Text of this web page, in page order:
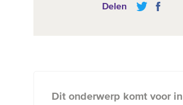
Delen
Dit onderwerp komt voor in